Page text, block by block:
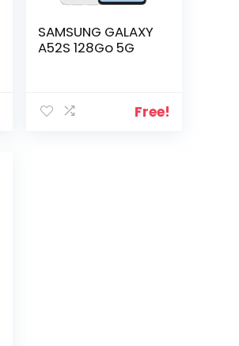
SAMSUNG GALAXY
A52S 128Go 5G
Free!